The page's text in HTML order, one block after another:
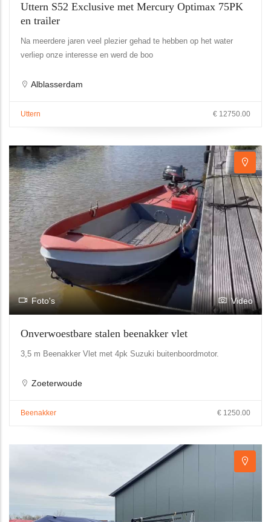
Uttern S52 Exclusive met Mercury Optimax 75PK
en trailer
Na meerdere jaren veel plezier gehad te hebben op het water
verliep onze interesse en werd de boo
Alblasserdam
Uttern € 12750.00
Foto's Video
Onverwoestbare stalen beenakker vlet
3,5 m Beenakker Vlet met 4pk Suzuki buitenboordmotor.
Zoeterwoude
Beenakker € 1250.00